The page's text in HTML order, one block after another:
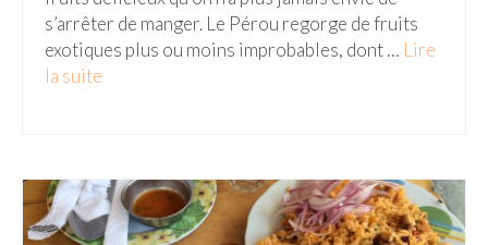
Penang
Singapour
Hanoi
Hué
s’arrêter de manger. Le Pérou regorge de fruits
exotiques plus ou moins improbables, dont … Lire
la suite­­